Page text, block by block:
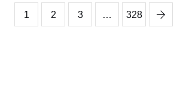
1 2 3 … 328